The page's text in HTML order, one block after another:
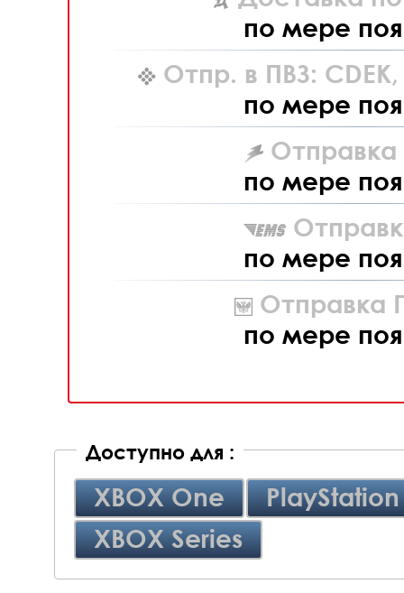
по мере
Отпр. в ПВЗ: CDEK,
по мере
Отправка
по мере
по мере
Отправка
по мере
Доступно для :
XBOX One
XBOX Series